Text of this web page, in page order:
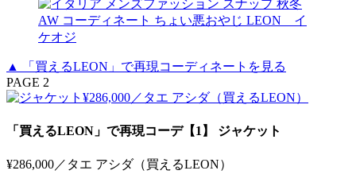
▲ 「買えるLEON」で再現コーディネートを見る
PAGE 2
「買えるLEON」で再現コーデ【1】 ジャケット
¥286,000／タエ アシダ（買えるLEON）